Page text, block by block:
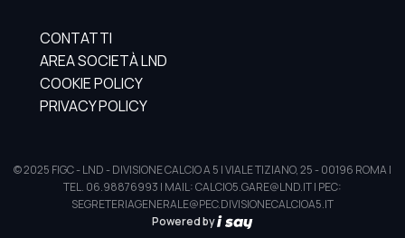
CONTATTI
AREA SOCIETÀ LND
COOKIE POLICY
PRIVACY POLICY
© 2025 FIGC - LND - DIVISIONE CALCIO A 5 | VIALE TIZIANO, 25 - 00196 ROMA |
TEL. 06.98876993 | MAIL: CALCIO5.GARE@LND.IT | PEC:
SEGRETERIAGENERALE@PEC.DIVISIONECALCIOA5.IT
Powered by